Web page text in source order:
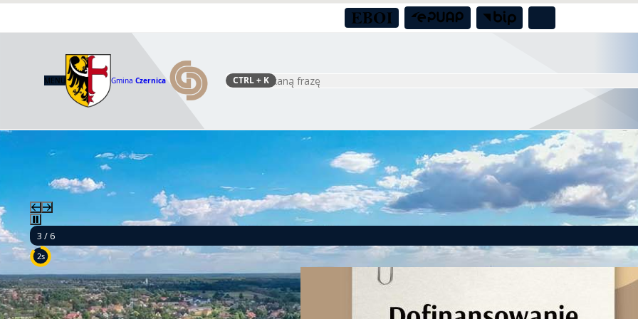
MENU Gmina Czernica Szukaj
CTRL+ K
4 / 6
9s
Budowa boiska sportowego przy świetlicy wiejskiej w Nadolicach Małych